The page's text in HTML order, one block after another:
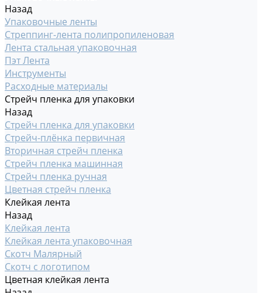
Назад
Упаковочные ленты
Стреппинг-лента полипропиленовая
Лента стальная упаковочная
Пэт Лента
Инструменты
Расходные материалы
Стрейч пленка для упаковки
Назад
Стрейч пленка для упаковки
Стрейч-плёнка первичная
Вторичная стрейч пленка
Стрейч пленка машинная
Стрейч пленка ручная
Цветная стрейч пленка
Клейкая лента
Назад
Клейкая лента
Клейкая лента упаковочная
Скотч Малярный
Скотч с логотипом
Цветная клейкая лента